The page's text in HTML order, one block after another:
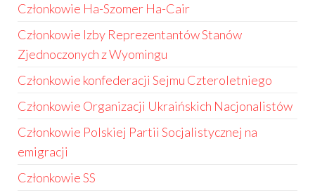
Członkowie Ha-Szomer Ha-Cair
Członkowie Izby Reprezentantów Stanów
Zjednoczonych z Wyomingu
Członkowie konfederacji Sejmu Czteroletniego
Członkowie Organizacji Ukraińskich Nacjonalistów
Członkowie Polskiej Partii Socjalistycznej na
emigracji
Członkowie SS